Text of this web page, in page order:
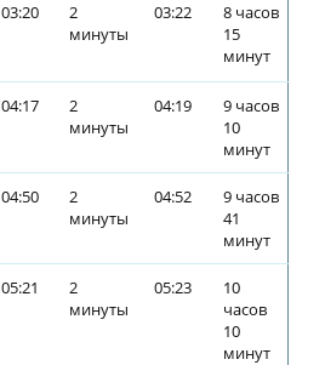
03:20
2
минуты
03:22
8 часов
15
минут
04:17
2
минуты
04:19
9 часов
10
минут
04:50
2
минуты
04:52
9 часов
41
минут
05:21
2
минуты
05:23
10
часов
10
минут